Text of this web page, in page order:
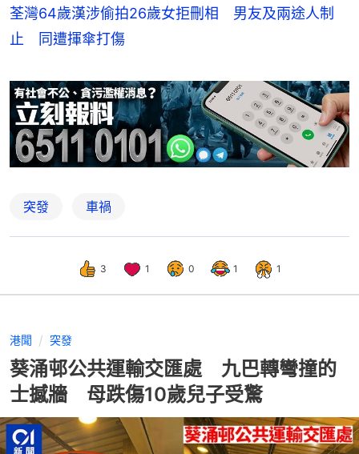
荃灣64歲漢涉偷拍26歲女拒刪相 男友及兩途人制
止 同遭揮傘打傷
突發 車禍
3 1 0 1 1
港聞 突發
葵涌邨公共運輸交匯處 九巴轉彎撞的
士撼牆 母跌傷10歲兒子受驚